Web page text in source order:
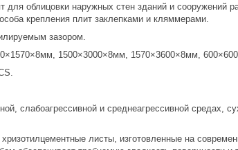
облицовки наружных стен зданий и сооружений
крепления плит заклепками и кляммерами.
зазором.
1500×3000×8мм, 1570×3600×8мм,
слабоагрессивной и среднеагрессивной средах,
листы, изготовленные на